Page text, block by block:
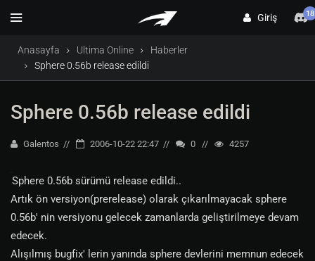
Giriş 18
Anasayfa Ultima Online
Haberler
Sphere 0.56b release edildi
Sphere 0.56b release edildi
Galentos 2006-10-22 22:47 0 4257
Sphere 0.56b sürümü release edildi..
Artık ön versiyon(prerelease) olarak çıkarılmayacak sphere
0.56b' nin versiyonu gelecek zamanlarda geliştirilmeye devam
edecek.
Alışılmış bugfix' lerin yanında sphere devlerini memnun edecek